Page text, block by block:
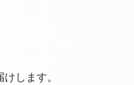
します。